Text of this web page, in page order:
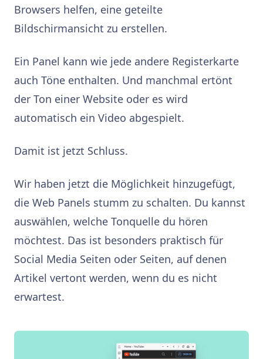
Browsers helfen, eine geteilte
Bildschirmansicht zu erstellen.
Ein Panel kann wie jede andere Registerkarte
auch Töne enthalten. Und manchmal ertönt
der Ton einer Website oder es wird
automatisch ein Video abgespielt.
Damit ist jetzt Schluss.
Wir haben jetzt die Möglichkeit hinzugefügt,
die Web Panels stumm zu schalten. Du kannst
auswählen, welche Tonquelle du hören
möchtest. Das ist besonders praktisch für
Social Media Seiten oder Seiten, auf denen
Artikel vertont werden, wenn du es nicht
erwartest.